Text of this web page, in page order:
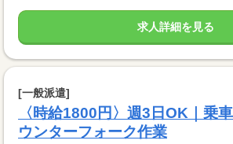
求人詳細を見る
[一般派遣]
〈時給1800円〉週3日OK｜乗
ウンターフォーク作業